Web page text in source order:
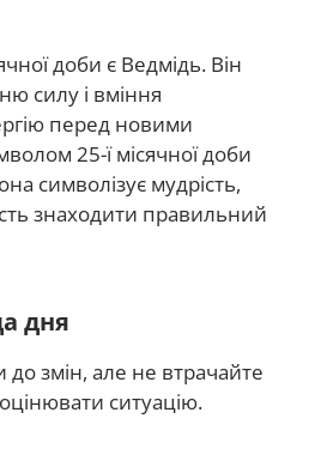
доби є Ведмідь. Він
силу і вміння
перед новими
25-ї місячної доби
символізує мудрість,
знаходити правильний
дня
до змін, але не втрачайте
ситуацію.